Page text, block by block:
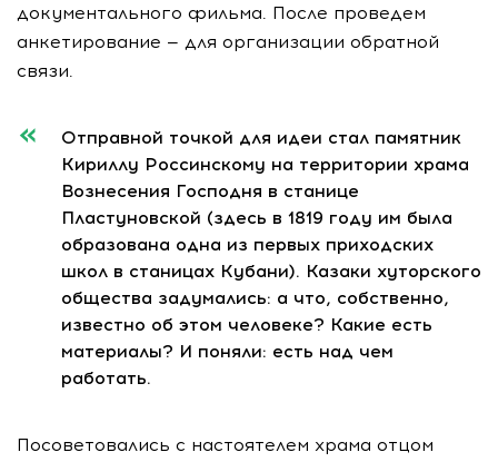
документального фильма. После проведем
анкетирование — для организации обратной
связи.
Отправной точкой для идеи стал памятник
Кириллу Россинскому на территории храма
Вознесения Господня в станице
Пластуновской (здесь в 1819 году им была
образована одна из первых приходских
школ в станицах Кубани). Казаки хуторского
общества задумались: а что, собственно,
известно об этом человеке? Какие есть
материалы? И поняли: есть над чем
работать.
Посоветовались с настоятелем храма отцом